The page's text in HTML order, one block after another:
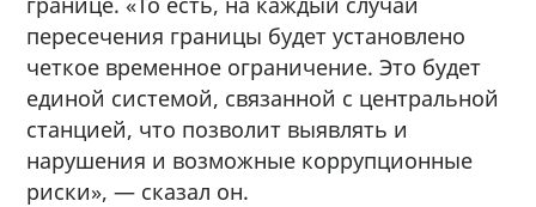
пересечения границы будет установлено
четкое временное ограничение. Это будет
единой системой, связанной с центральной
станцией, что позволит выявлять и
нарушения и возможные коррупционные
риски», — сказал он.